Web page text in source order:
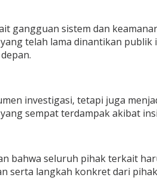
gangguan sistem dan
telah lama dinantikan
investigasi, tetapi juga
sempat terdampak akibat
bahwa seluruh pihak
serta langkah konkret dari